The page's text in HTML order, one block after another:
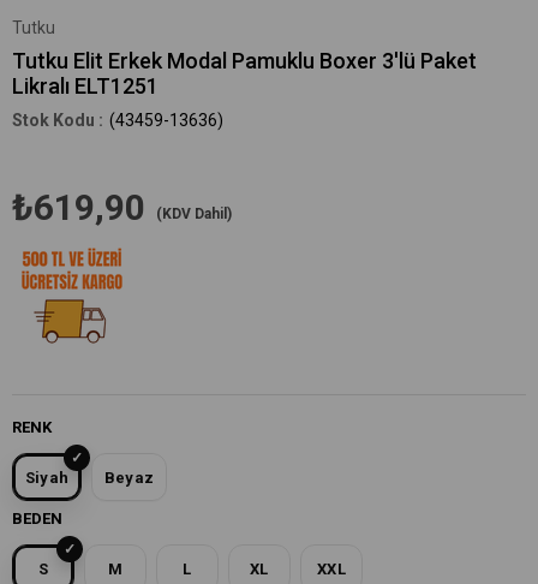
Tutku
Tutku Elit Erkek Modal Pamuklu Boxer 3'lü Paket
Likralı ELT1251
(43459-13636)
₺619,90 (KDV Dahil)
RENK
Siyah Beyaz
BEDEN
S M L XL XXL